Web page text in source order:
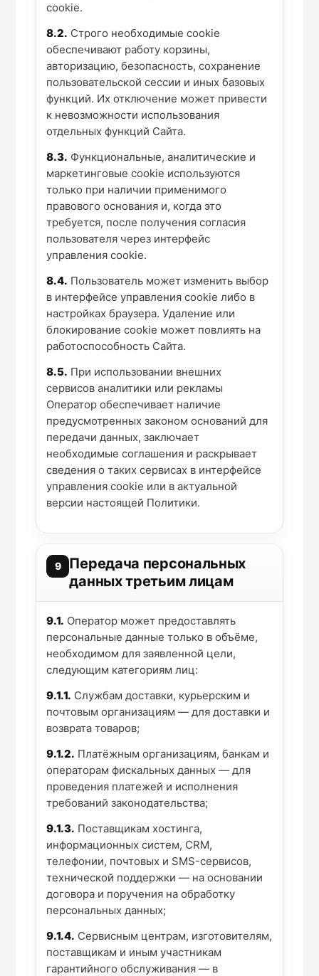
cookie.
8.2. Строго необходимые cookie
обеспечивают работу корзины,
авторизацию, безопасность, сохранение
пользовательской сессии и иных базовых
функций. Их отключение может привести
к невозможности использования
отдельных функций Сайта.
8.3. Функциональные, аналитические и
маркетинговые cookie используются
только при наличии применимого
правового основания и, когда это
требуется, после получения согласия
пользователя через интерфейс
управления cookie.
8.4. Пользователь может изменить выбор
в интерфейсе управления cookie либо в
настройках браузера. Удаление или
блокирование cookie может повлиять на
работоспособность Сайта.
8.5. При использовании внешних
сервисов аналитики или рекламы
Оператор обеспечивает наличие
предусмотренных законом оснований для
передачи данных, заключает
необходимые соглашения и раскрывает
сведения о таких сервисах в интерфейсе
управления cookie или в актуальной
версии настоящей Политики.
9
Передача персональных
данных третьим лицам
9.1. Оператор может предоставлять
персональные данные только в объёме,
необходимом для заявленной цели,
следующим категориям лиц:
9.1.1. Службам доставки, курьерским и
почтовым организациям — для доставки и
возврата товаров;
9.1.2. Платёжным организациям, банкам и
операторам фискальных данных — для
проведения платежей и исполнения
требований законодательства;
9.1.3. Поставщикам хостинга,
информационных систем, CRM,
телефонии, почтовых и SMS-сервисов,
технической поддержки — на основании
договора и поручения на обработку
персональных данных;
9.1.4. Сервисным центрам, изготовителям,
поставщикам и иным участникам
гарантийного обслуживания — в